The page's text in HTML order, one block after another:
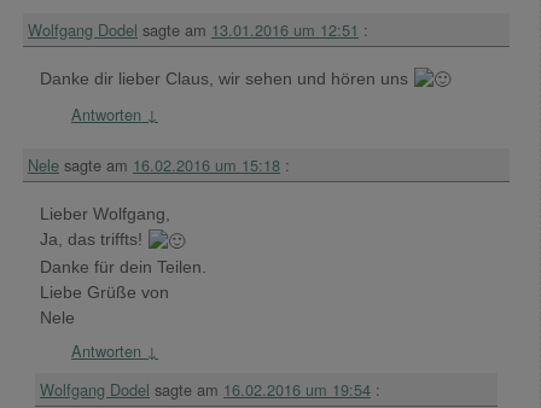
Wolfgang Dodel sagte am 13.01.2016 um 12:51 :
Danke dir lieber Claus, wir sehen und hören uns
Antworten ↓
Nele sagte am 16.02.2016 um 15:18 :
Lieber Wolfgang,
Ja, das triffts!
Danke für dein Teilen.
Liebe Grüße von
Nele
Antworten ↓
Wolfgang Dodel sagte am 16.02.2016 um 19:54 :